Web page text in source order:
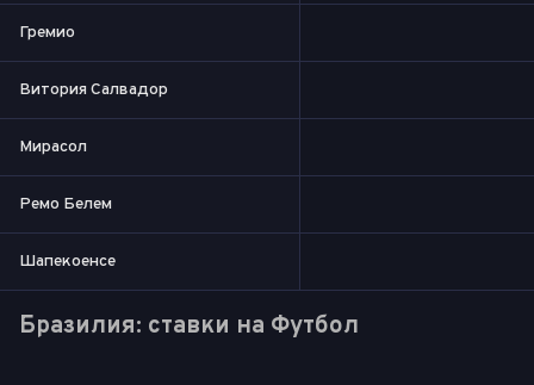
Гремио
Витория Салвадор
Мирасол
Ремо Белем
Шапекоенсе
Бразилия: ставки на Футбол